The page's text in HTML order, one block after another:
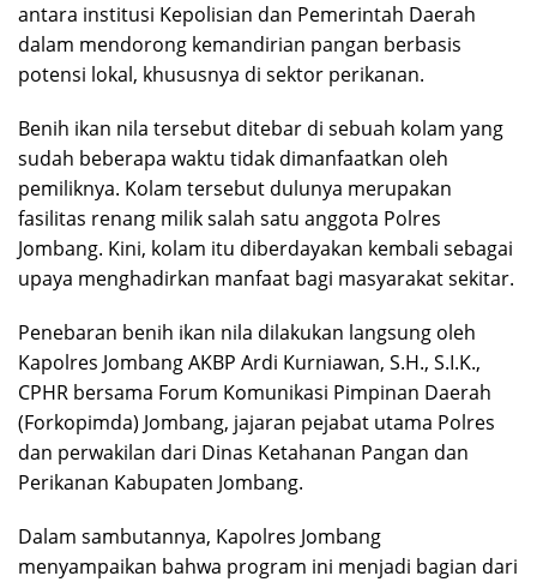
antara institusi Kepolisian dan Pemerintah Daerah
dalam mendorong kemandirian pangan berbasis
potensi lokal, khususnya di sektor perikanan.
Benih ikan nila tersebut ditebar di sebuah kolam yang
sudah beberapa waktu tidak dimanfaatkan oleh
pemiliknya. Kolam tersebut dulunya merupakan
fasilitas renang milik salah satu anggota Polres
Jombang. Kini, kolam itu diberdayakan kembali sebagai
upaya menghadirkan manfaat bagi masyarakat sekitar.
Penebaran benih ikan nila dilakukan langsung oleh
Kapolres Jombang AKBP Ardi Kurniawan, S.H., S.I.K.,
CPHR bersama Forum Komunikasi Pimpinan Daerah
(Forkopimda) Jombang, jajaran pejabat utama Polres
dan perwakilan dari Dinas Ketahanan Pangan dan
Perikanan Kabupaten Jombang.
Dalam sambutannya, Kapolres Jombang
menyampaikan bahwa program ini menjadi bagian dari